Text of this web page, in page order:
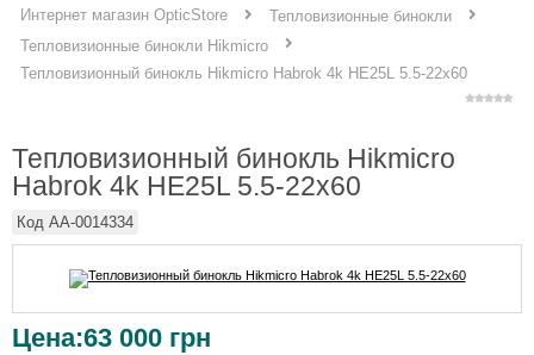
Интернет магазин OpticStore
Тепловизионные бинокли
Тепловизионные бинокли Hikmicro
Тепловизионный бинокль Hikmicro Habrok 4k HE25L 5.5-22x60
Тепловизионный бинокль Hikmicro
Habrok 4k HE25L 5.5-22x60
Код AA-0014334
Цена:63 000 грн